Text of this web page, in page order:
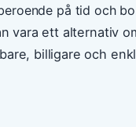
på tid och
vara ett alternativ
billigare och